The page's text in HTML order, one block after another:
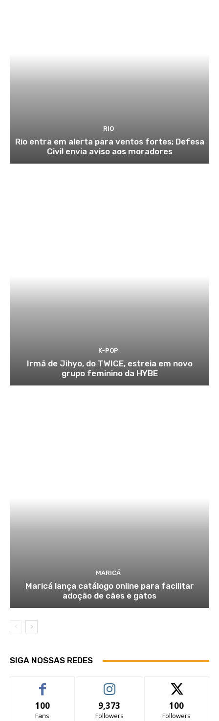
RIO
Rio entra em alerta para ventos fortes; Defesa
Civil envia aviso aos moradores
K-POP
Irmã de Jihyo, do TWICE, estreia em novo
grupo feminino da HYBE
MARICÁ
Maricá lança catálogo online para facilitar
adoção de cães e gatos
SIGA NOSSAS REDES
100
Fans
9,373
Followers
100
Followers